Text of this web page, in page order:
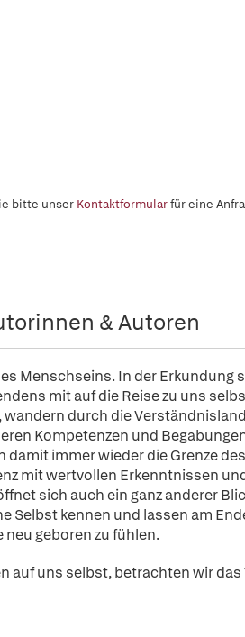
bitte unser Kontaktformularfür eine
& Autoren
Menschseins. In der Erkundung
mit auf die Reise zu uns
durch die
Kompetenzen und
immer wieder die Grenze
mit wertvollen Erkenntnissen
sich auch ein ganz anderer
Selbst kennen und lassen am
neu geboren zu fühlen.
auf uns selbst, betrachten wir